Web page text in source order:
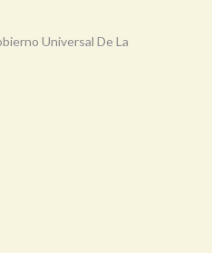
Universal De La